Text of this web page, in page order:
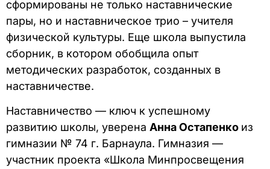
сформированы не только наставнические
пары, но и наставническое трио – учителя
физической культуры. Еще школа выпустила
сборник, в котором обобщила опыт
методических разработок, созданных в
наставничестве.
Наставничество — ключ к успешному
развитию школы, уверена Анна Остапенко из
гимназии № 74 г. Барнаула. Гимназия —
участник проекта «Школа Минпросвещения